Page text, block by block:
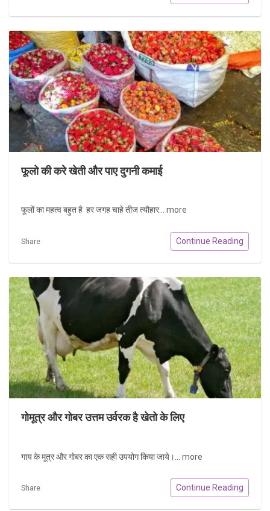
फूलो की करे खेती और पाए दुगनी कमाई
फूलों का महत्व बहुत है हर जगह चाहे तीज त्यौहार... more
Share Continue Reading
गोमूत्र और गोबर उत्तम उर्वरक है खेतो के लिए
गाय के मूत्र और गोबर का एक सही उपयोग किया जाये।... more
Share Continue Reading